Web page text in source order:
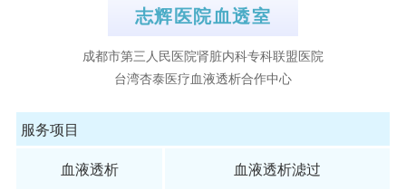
志辉医院血透室
成都市第三人民医院肾脏内科专科联盟医院
台湾杏泰医疗血液透析合作中心
服务项目
血液透析 血液透析滤过